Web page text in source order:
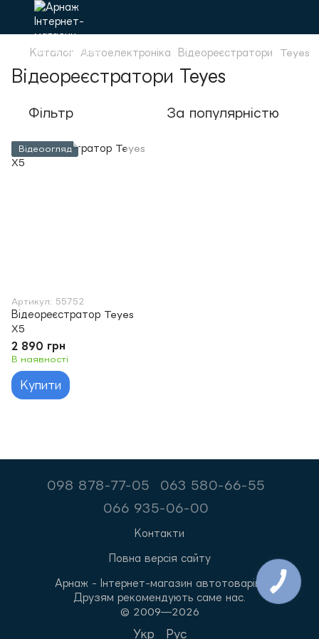
Каталог Автоелектроніка Відеореєстратори Teyes
Відеореєстратори Teyes
Фільтр За популярністю
Відеоогляд
Артикул: 55752
Відеореєстратор Teyes
X5
2 890 грн
В наявності
Купити
098 878-77-05
063 580-66-55
066 935-06-00
Контакти
Повна версія сайту
Арнаж - Інтернет-магазин автотоварів.
Друзям рекомендують саме нас.
© 2009—2026
Укр Рус